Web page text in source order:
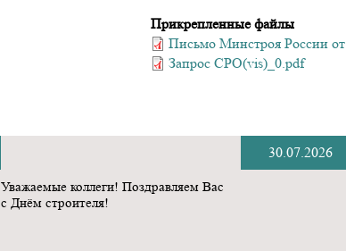
Прикрепленные файлы
Письмо Минстроя России
Запрос СРО(vis)_0.pdf
Уважаемые коллеги! Поздравляем Вас
с Днём строителя!
30.07.2026